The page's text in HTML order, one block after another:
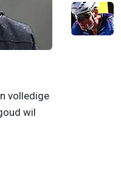
volledige
wil